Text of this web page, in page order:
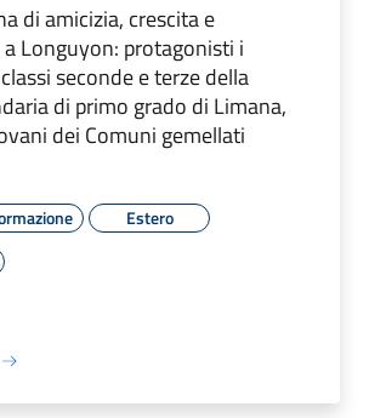
di amicizia, crescita e
Longuyon: protagonisti i
seconde e terze della
di primo grado di Limana,
dei Comuni gemellati
Estero